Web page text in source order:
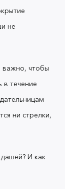
—
растворит
том числе
в
не
важно, чтобы
в течение
ни стрелки,
И как